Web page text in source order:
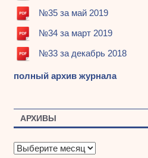
№35 за май 2019
№34 за март 2019
№33 за декабрь 2018
полный архив журнала
АРХИВЫ
А